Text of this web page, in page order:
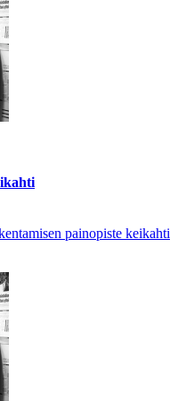
painopiste keikahti